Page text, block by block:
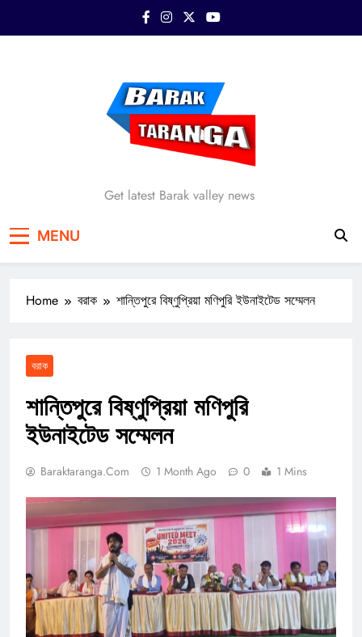
Barak Taranga
Get latest Barak valley news
MENU
Home বরাক শান্তিপুরে বিষ্ণুপ্রিয়া মণিপুরি ইউনাইটেড সম্মেলন
বরাক
শান্তিপুরে বিষ্ণুপ্রিয়া মণিপুরি
ইউনাইটেড সম্মেলন
Baraktaranga.com 1 Month Ago 0 1 Mins